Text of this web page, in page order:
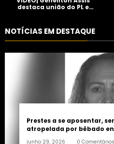
destaca união do PL e
NOTÍCIAS EM DESTAQUE
Prestes a se aposentar,
atropelada por bêbado
junho 29, 2026 0 Comentários